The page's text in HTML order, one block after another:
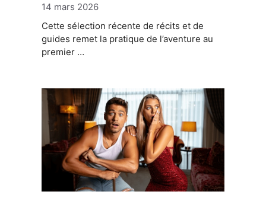
14 mars 2026
Cette sélection récente de récits et de
guides remet la pratique de l’aventure au
premier …